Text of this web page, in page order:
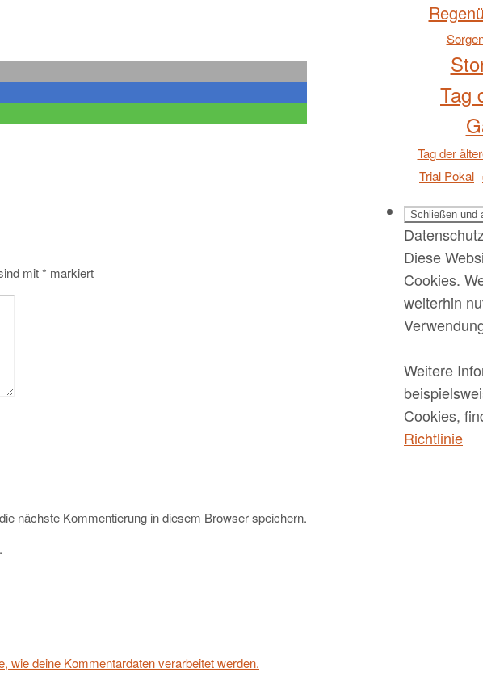
mit* markiert
nächste Kommentierung in diesem Browser speichern.
wie deine Kommentardaten verarbeitet werden.
Tag
Tag der
Trial Pokal
Diese
Cookies.
weiterhin
Weitere
Cookies,
Richtlinie